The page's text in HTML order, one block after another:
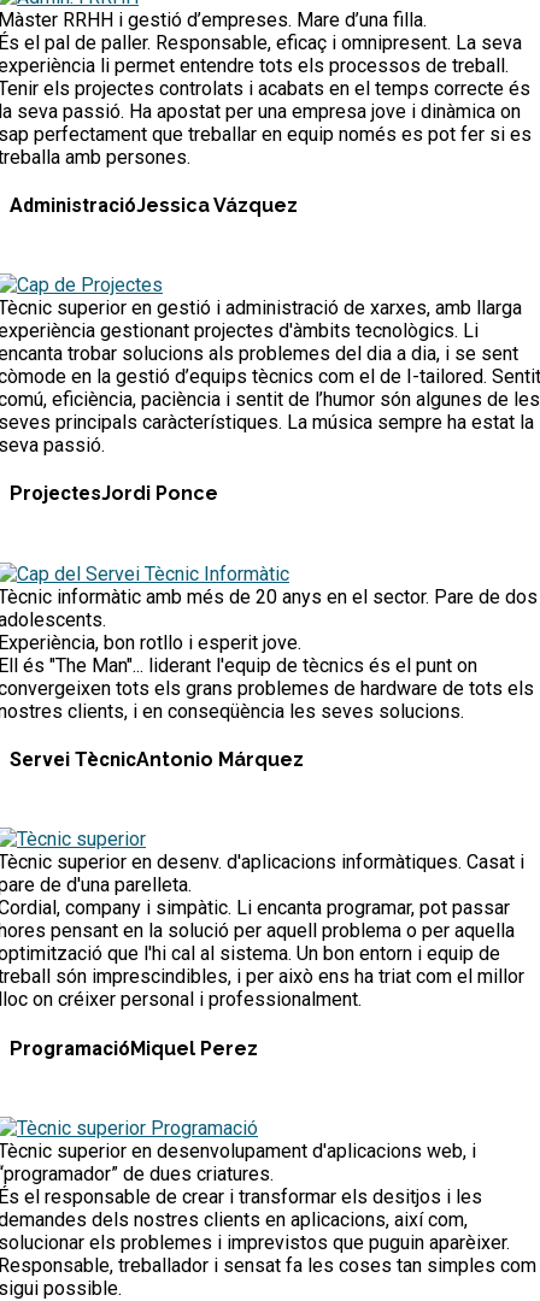
RRHH i gestió d’empreses. Mare d’una filla.
el pal de paller. Responsable, eficaç i omnipresent. La seva
li permet entendre tots els processos de treball.
els projectes controlats i acabats en el temps correcte és
seva passió. Ha apostat per una empresa jove i dinàmica on
perfectament que treballar en equip només es pot fer si es
amb persones.
AdministracióJessica Vázquez
superior en gestió i administració de xarxes, amb llarga
gestionant projectes d'àmbits tecnològics. Li
trobar solucions als problemes del dia a dia, i se sent
en la gestió d’equips tècnics com el de I-tailored. Sentit
eficiència, paciència i sentit de l’humor són algunes de les
principals caràcterístiques. La música sempre ha estat la
passió.
ProjectesJordi Ponce
informàtic amb més de 20 anys en el sector. Pare de dos
bon rotllo i esperit jove.
és "The Man"... liderant l'equip de tècnics és el punt on
tots els grans problemes de hardware de tots els
clients, i en conseqüència les seves solucions.
Servei TècnicAntonio Márquez
superior en desenv. d'aplicacions informàtiques. Casat i
de d'una parelleta.
company i simpàtic. Li encanta programar, pot passar
pensant en la solució per aquell problema o per aquella
que l'hi cal al sistema. Un bon entorn i equip de
són imprescindibles, i per això ens ha triat com el millor
on créixer personal i professionalment.
ProgramacióMiquel Perez
superior en desenvolupament d'aplicacions web, i
de dues criatures.
el responsable de crear i transformar els desitjos i les
dels nostres clients en aplicacions, així com,
els problemes i imprevistos que puguin aparèixer.
treballador i sensat fa les coses tan simples com
possible.